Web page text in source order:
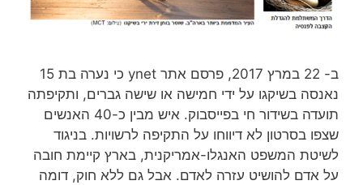
ב- 22 במרץ 2017, פרסם אתר ynet כי נערה בת 15
נאנסה בשיקגו על ידי חמישה או שישה גברים, ותקיפתה
תועדה בשידור חי בפייסבוק. איש מבין כ-40 האנשים
שצפו בסרטון לא דיווחו על התקיפה לרשויות. בניגוד
לשיטת המשפט האנגלו-אמריקנית, בארץ קיימת חובה
על אדם להושיט עזרה לאדם. אבל גם ללא חוק, דומה